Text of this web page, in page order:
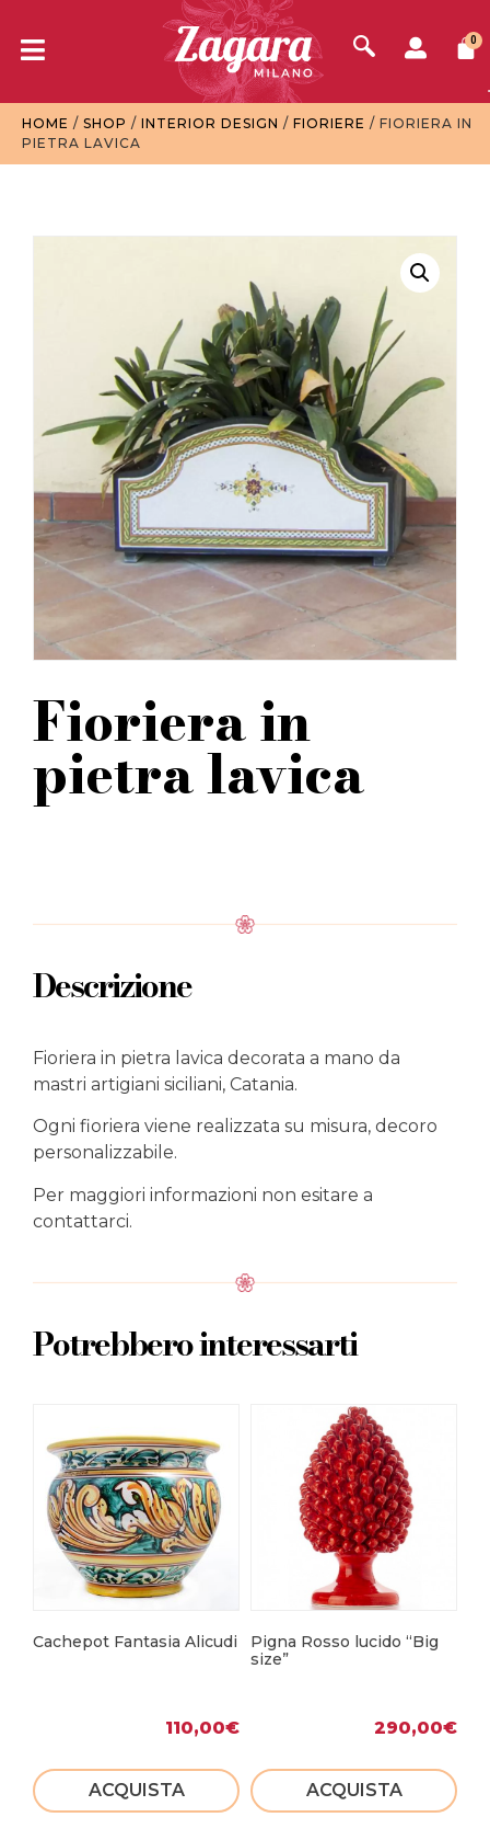
0
HOME / SHOP / INTERIOR DESIGN / FIORIERE / FIORIERA IN
PIETRA LAVICA
Fioriera in
pietra lavica
Descrizione
Fioriera in pietra lavica decorata a mano da
mastri artigiani siciliani, Catania.
Ogni fioriera viene realizzata su misura, decoro
personalizzabile.
Per maggiori informazioni non esitare a
contattarci.
Potrebbero interessarti
Cachepot Fantasia Alicudi
110,00€
ACQUISTA
Pigna Rosso lucido “Big
size”
290,00€
ACQUISTA